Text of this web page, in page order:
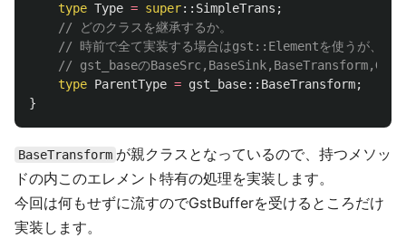
type Type = super:: SimpleTrans ;
// どのクラスを継承するか。
// 時前で全て実装する場合はgst::Elementを使うが、パ
// gst_baseの
type ParentType = gst_base:: BaseTransform;
}
BaseTransform が親クラスとなっているので、持つメソッ
ドの内このエレメント特有の処理を実装します。
今回は何もせずに流すのでGstBufferを受けるところだけ
実装します。